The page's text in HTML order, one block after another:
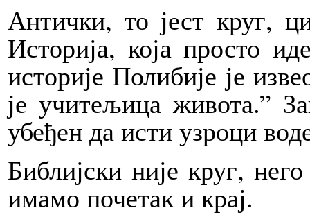
Антички, то јест круг,
Историја, која просто
историје Полибије је
је учитељица живота.”
убеђен да исти узроци
Библијски није круг,
имамо почетак и крај.